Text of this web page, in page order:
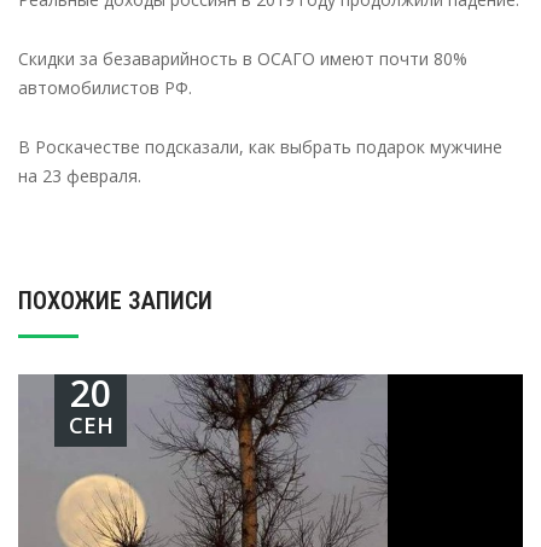
Скидки за безаварийность в ОСАГО имеют почти 80%
автомобилистов РФ.
В Роскачестве подсказали, как выбрать подарок мужчине
на 23 февраля.
ПОХОЖИЕ ЗАПИСИ
20
СЕН